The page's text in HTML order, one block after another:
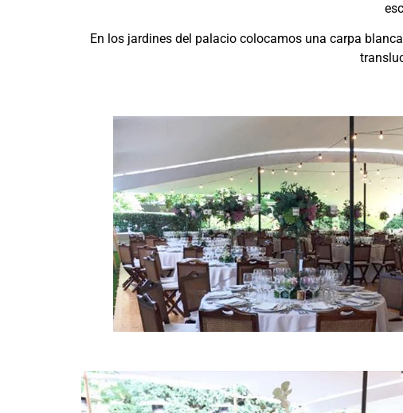
En los jardines del palacio colocamos una carpa